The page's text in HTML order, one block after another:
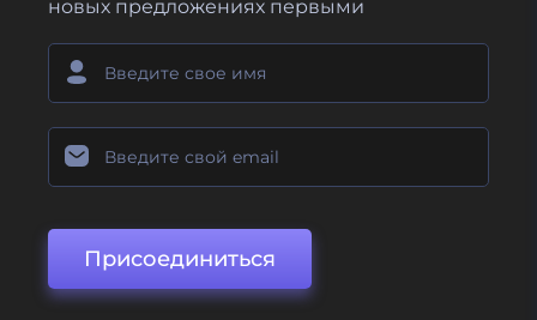
новых предложениях первыми
Присоединиться